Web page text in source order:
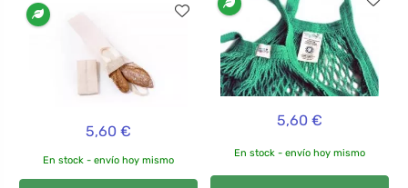
5,60 €
En stock - envío hoy mismo
5,60 €
En stock - envío hoy mismo